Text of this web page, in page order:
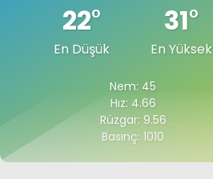
22°
En Düşük
31°
En Yüksek
Nem: 45
Hız: 4.66
Rüzgar: 9.56
Basınç: 1010